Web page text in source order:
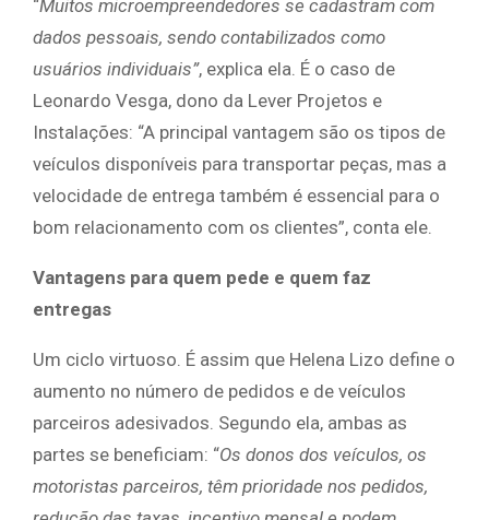
“Muitos microempreendedores se cadastram com
dados pessoais, sendo contabilizados como
usuários individuais”, explica ela. É o caso de
Leonardo Vesga, dono da Lever Projetos e
Instalações: “A principal vantagem são os tipos de
veículos disponíveis para transportar peças, mas a
velocidade de entrega também é essencial para o
bom relacionamento com os clientes”, conta ele.
Vantagens para quem pede e quem faz
entregas
Um ciclo virtuoso. É assim que Helena Lizo define o
aumento no número de pedidos e de veículos
parceiros adesivados. Segundo ela, ambas as
partes se beneficiam: “Os donos dos veículos, os
motoristas parceiros, têm prioridade nos pedidos,